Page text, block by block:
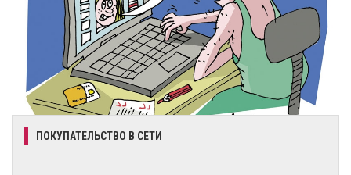
ПОКУПАТЕЛЬСТВО В СЕТИ